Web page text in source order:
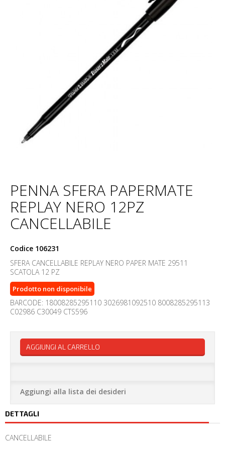
PENNA SFERA PAPERMATE
REPLAY NERO 12PZ
CANCELLABILE
Codice 106231
SFERA CANCELLABILE REPLAY NERO PAPER MATE 29511
SCATOLA 12 PZ
Prodotto non disponibile
BARCODE: 18008285295110 3026981092510 8008285295113
C02986 C30049 CTS596
AGGIUNGI AL CARRELLO
Aggiungi alla lista dei desideri
DETTAGLI
CANCELLABILE